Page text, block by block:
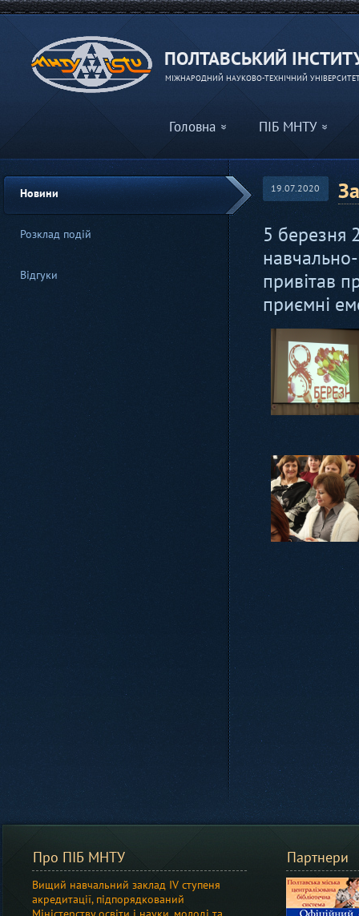
ПОЛТАВСЬКИЙ
МІЖНАРОДНИЙ НАУКОВО-ТЕХНІЧНИЙ УНІВЕРСИТЕТ
Головна ПІБ МНТУ
Новини
Розклад подій
Відгуки
19.07.2020
5 березня
привітав
приємні
Про ПІБ МНТУ
Вищий навчальний заклад IV ступеня
акредитації, підпорядкований
Партнери